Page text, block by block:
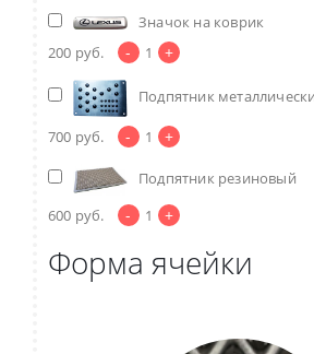
Значок на коврик
200 руб. - 1 +
Подпятник
700 руб. - 1 +
Подпятник резиновый
600 руб. - 1 +
Форма ячейки